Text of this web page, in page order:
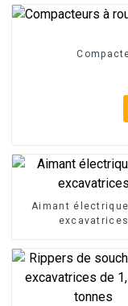
Aimant
excavatrices